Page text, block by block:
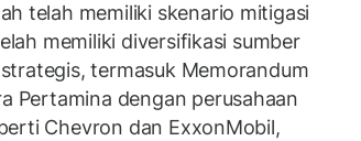
telah memiliki skenario mitigasi
memiliki diversifikasi sumber
termasuk Memorandum
Pertamina dengan perusahaan
Chevron dan ExxonMobil,